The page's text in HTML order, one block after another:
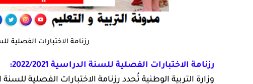
رزنامة الاختبارات الفصلية للسنة
رزنامة الاختبارات الفصلية للسنة الدراسية 2022/2021:
وزارة التربية الوطنية تُحدد رزنامة الاختبارات الفصلية للسنة الدراسية 2022/2021